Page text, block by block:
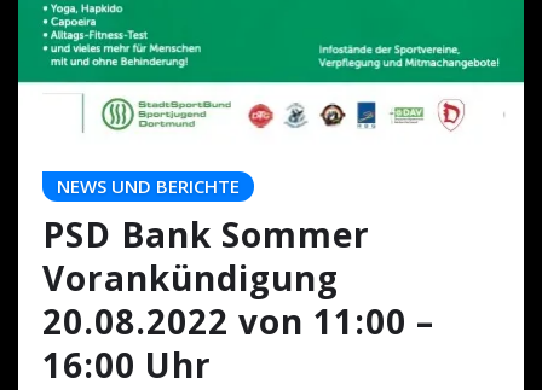
NEWS UND BERICHTE
PSD Bank Sommer
Vorankündigung
20.08.2022 von 11:00 –
16:00 Uhr